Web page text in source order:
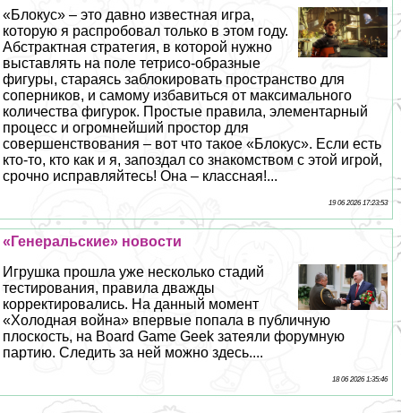
«Блокус» – это давно известная игра,
которую я распробовал только в этом году.
Абстpaктная стратегия, в которой нужно
выставлять на поле тетрисо-образные
фигуры, стараясь заблокировать прострaнcтво для
соперников, и самому избавиться от максимального
количества фигурок. Простые правила, элементарный
процесс и огромнейший простор для
совершенствования – вот что такое «Блокус». Если есть
кто-то, кто как и я, запоздал со знакомством с этой игрой,
срочно исправляйтесь! Она – классная!...
19 06 2026 17:23:53
«Генеральские» новости
Игрушка прошла уже несколько стадий
тестирования, правила дважды
корректировались. На данный момент
«Холодная война» впервые попала в публичную
плоскость, на Board Game Geek затеяли форумную
партию. Следить за ней можно здесь....
18 06 2026 1:35:46